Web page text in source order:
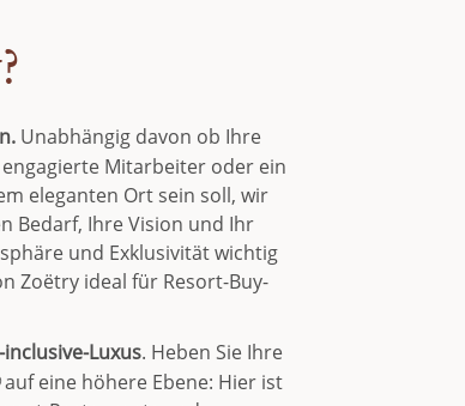
Unabhängig davon ob Ihre
Mitarbeiter oder ein
eleganten Ort sein soll, wir
Bedarf, Ihre Vision und Ihr
und Exklusivität wichtig
Zoëtry ideal für Resort-Buy-
Luxus. Heben Sie Ihre
auf eine höhere Ebene: Hier ist